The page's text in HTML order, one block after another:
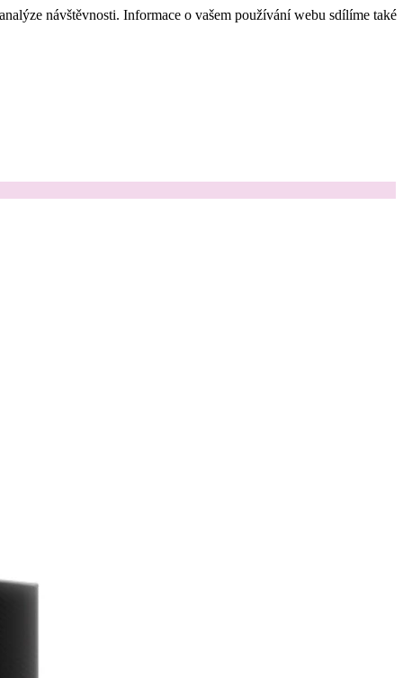
návštěvnosti. Informace o vašem používání webu sdílíme také